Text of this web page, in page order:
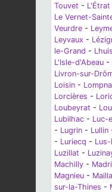
Touvet - L'Étrat
Le Vernet-
Veurdre -
Leyvaux -
le-Grand - Lhuis
L'Isle-d'Abeau -
Livron-sur-
Loisin -
Lorcières -
Loubeyrat -
Lubilhac - Luc-
- Lugrin - Lullin
- Luriecq -
Luzillat -
Machilly -
Magnieu -
sur-la-Thines -